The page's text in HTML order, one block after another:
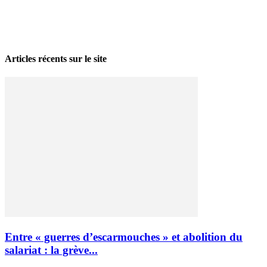
Articles récents sur le site
Entre « guerres d’escarmouches » et abolition du
salariat : la grève...